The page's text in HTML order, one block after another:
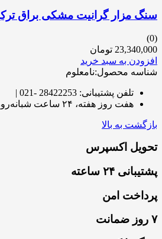
سنگ مزار گرانیت مشکی براق
(0)
23,340,000 تومان
افزودن به سبد خرید
شناسه محصول:نامعلوم
تلفن پشتیبانی: 28422253 -021 |
هفت روز هفته، ۲۴ ساعت شبانه‌روز پاسخگوی شما هستیم.
بازگشت به بالا
تحویل اکسپرس
پشتیبانی ۲۴ ساعته
پرداخت امن
۷ روز ضمانت